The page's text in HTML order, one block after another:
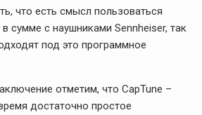
что есть смысл пользоваться
сумме с наушниками Sennheiser, так
под это программное
отметим, что CapTune –
достаточно простое